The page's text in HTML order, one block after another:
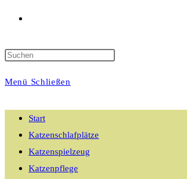
Suche
Menü Schließen
Start
Katzenschlafplätze
Katzenspielzeug
Katzenpflege